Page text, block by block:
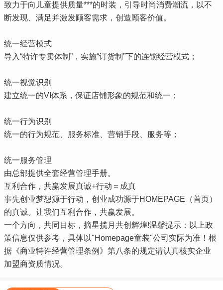
致力于向儿童提供质量***的时装，引导时尚消费潮流，以不
断发现、满足并激发顾客需求，创造顾客价值。
统一经营模式
导入“特许专卖体制”，实施“订货制”下的连锁经营模式；
统一视觉识别
建立统一的VI体系，保证店铺形象的规范和统一；
统一行为识别
统一的行为规范、服务标准、营销手段、服务等；
统一服务管理
由总部提供全套经营管理手册。
互利合作，共赢发展真诚+行动＝成真
事先创业梦想源于行动，创业成功源于HOMEPAGE（首页）
的真诚。让我们互利合作，共赢发展。
一个方向，共同目标，摘星揽月共创辉煌!温馨提示：以上政
策信息仅供参考，具体以"Homepage童装"公司实际为准！根
据《商业特许经营管理条例》第八条的规定请认真核实企业
加盟商资质情况。